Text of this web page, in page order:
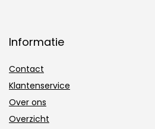
Informatie
Contact
Klantenservice
Over ons
Overzicht